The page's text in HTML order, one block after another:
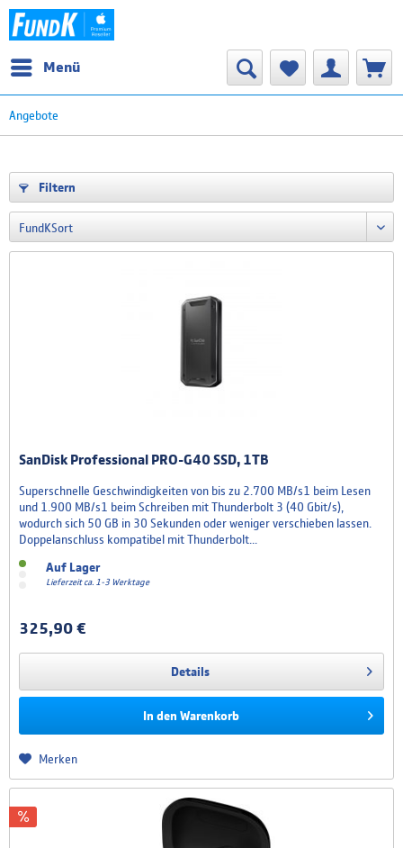
Menü
Angebote
Filtern
SanDisk Professional PRO-G40 SSD, 1TB
Superschnelle Geschwindigkeiten von bis zu 2.700 MB/s1 beim Lesen
und 1.900 MB/s1 beim Schreiben mit Thunderbolt 3 (40 Gbit/s),
wodurch sich 50 GB in 30 Sekunden oder weniger verschieben lassen.
Doppelanschluss kompatibel mit Thunderbolt...
Auf Lager
Lieferzeit ca. 1-3 Werktage
325,90 €
Details
In den Warenkorb
Merken